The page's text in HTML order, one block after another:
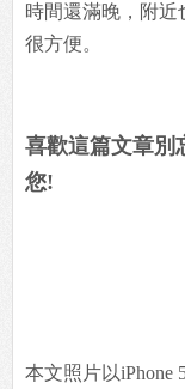
時間還滿晚，附近
很方便。
喜歡這篇文章別
您!
本文照片以iPhone